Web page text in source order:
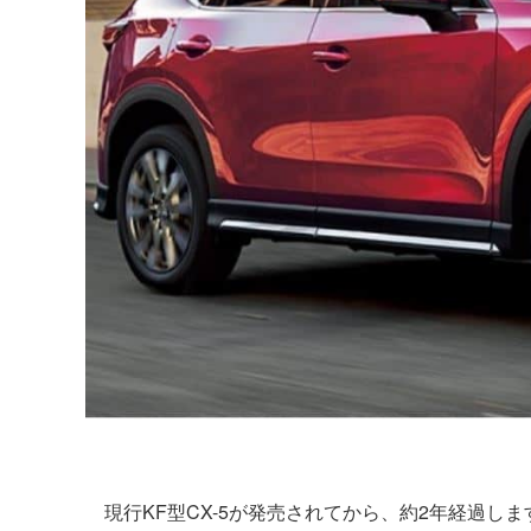
現行KF型CX-5が発売されてから、約2年経過しま